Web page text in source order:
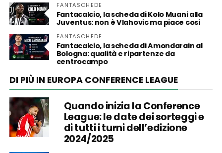
FANTASCHEDE
Fantacalcio, la scheda di Kolo Muani alla
Juventus: non è Vlahovic ma piace così
FANTASCHEDE
Fantacalcio, la scheda di Amondarain al
Bologna: qualità e ripartenze da
centrocampo
DI PIÙ IN EUROPA CONFERENCE LEAGUE
Quando inizia la Conference
League: le date dei sorteggi e
di tutti i turni dell’edizione
2024/2025